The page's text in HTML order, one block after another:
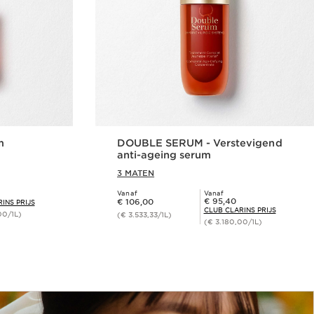
PRIJS
1L)
DOUBLE SERUM - Verstevigend
anti-ageing serum
3 MATEN
Vanaf
Dit is nu de prijs € 106,00
€ 106,00
(€ 3.533,33/1L)
Vanaf
Club Clarins Prijs € 95,40
€ 95,40
CLUB CLARINS PRIJS
(€ 3.180,00/1L)